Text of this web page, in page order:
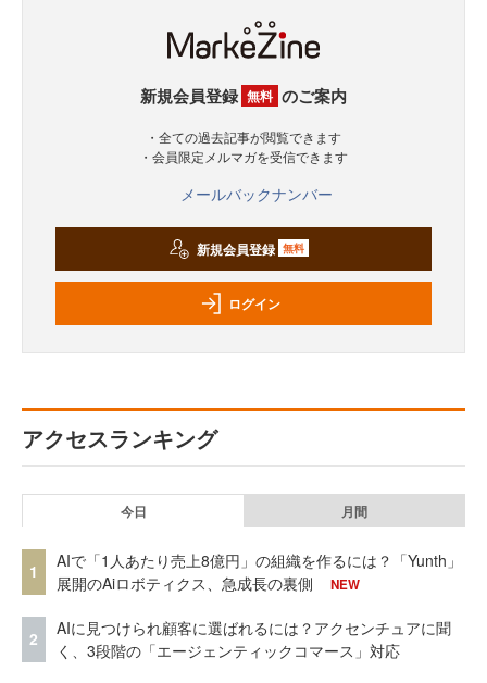
新規会員登録 無料 のご案内
・全ての過去記事が閲覧できます
・会員限定メルマガを受信できます
メールバックナンバー
新規会員登録 無料
ログイン
アクセスランキング
今日 月間
1
AIで「1人あたり売上8億円」の組織を作るには？「Yunth」
展開のAiロボティクス、急成長の裏側
NEW
2
AIに見つけられ顧客に選ばれるには？アクセンチュアに聞
く、3段階の「エージェンティックコマース」対応